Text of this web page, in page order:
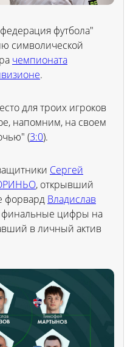
футбола"
символической
чемпионата
.
для троих игроков
напомним, на своем
(3:0).
Сергей
, открывший
форвард Владислав
финальные цифры на
в личный актив